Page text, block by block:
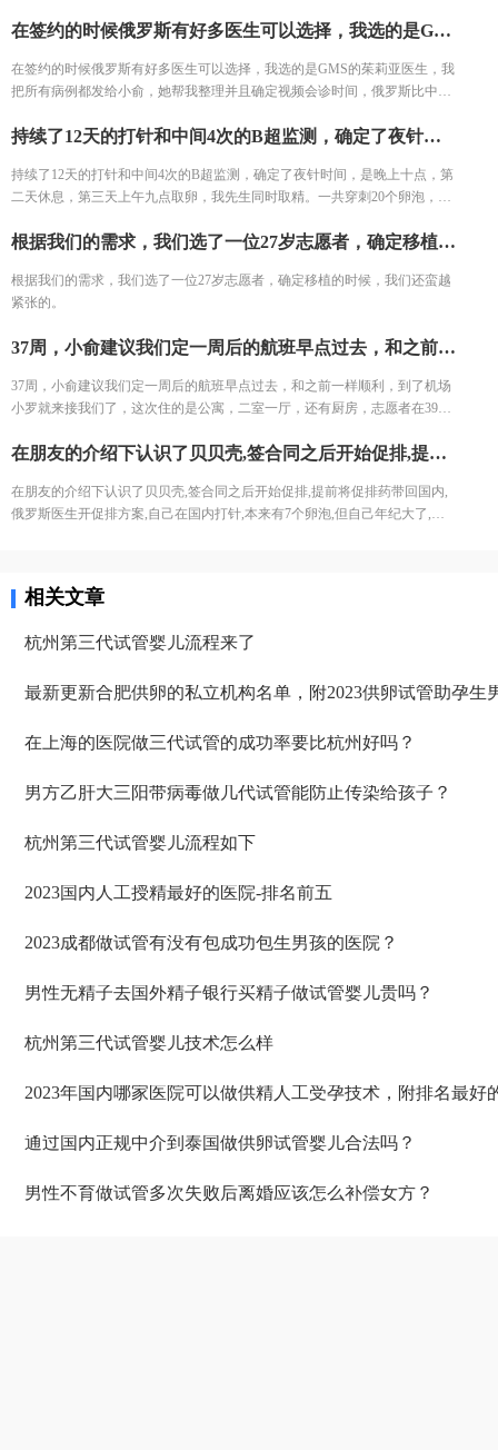
生殖科，走流程的检查了两次，结果都是好的，医生让我们回去再试半年，
顺利，医生也说我们的卵巢储备功能，精子质量都很好，并且也成功怀上
了，但是好景不长，孕12周的时候大出血没保住，后来又一次移植，也成功
经非常疲惫了。后来通过朋友介绍了贝贝壳海外辅助生殖。
在签约的时候俄罗斯有好多医生可以选择，我选的是GMS的茱莉亚医生，我把所有病例都发给小俞，她帮我整理并且确定视频会诊时间，俄罗斯比中国要晚五个小时，视频会诊是在晚上八点，视频了半个多小时，这里还要感谢翻译小罗，医生通过我的病史和近期的激素六项.阴超报告，以及我先生的精液常规报告，给我们定了初步方案，表示下个月生理期就可以出国进周。
在签约的时候俄罗斯有好多医生可以选择，我选的是GMS的茱莉亚医生，我
把所有病例都发给小俞，她帮我整理并且确定视频会诊时间，俄罗斯比中国
翻译小罗，医生通过我的病史和近期的激素六项.阴超报告，以及我先生的精
持续了12天的打针和中间4次的B超监测，确定了夜针时间，是晚上十点，第二天休息，第三天上午九点取卵，我先生同时取精。一共穿刺20个卵泡，取卵16枚。
持续了12天的打针和中间4次的B超监测，确定了夜针时间，是晚上十点，第
二天休息，第三天上午九点取卵，我先生同时取精。一共穿刺20个卵泡，取
根据我们的需求，我们选了一位27岁志愿者，确定移植的时候，我们还蛮越紧张的。
根据我们的需求，我们选了一位27岁志愿者，确定移植的时候，我们还蛮越
紧张的。
37周，小俞建议我们定一周后的航班早点过去，和之前一样顺利，到了机场小罗就来接我们了，这次住的是公寓，二室一厅，还有厨房，志愿者在39周+2天的时候发动了，我们在MD集团医院产科外面等，过了四个多小时小罗说生了，志愿者和儿子都很好，很快孩子出来了，那一瞬间我眼睛里面泪花都在打转，终于等到他了。小罗二天内帮我们开好了出生证明，一周内给孩子办好了所有证件，在小子出生三周的时候我们回国了。
37周，小俞建议我们定一周后的航班早点过去，和之前一样顺利，到了机场
小罗就来接我们了，这次住的是公寓，二室一厅，还有厨房，志愿者在39周
说生了，志愿者和儿子都很好，很快孩子出来了，那一瞬间我眼睛里面泪花
子办好了所有证件，在小子出生三周的时候我们回国了。
在朋友的介绍下认识了贝贝壳,签合同之后开始促排,提前将促排药带回国内,俄罗斯医生开促排方案,自己在国内打针,本来有7个卵泡,但自己年纪大了,卵泡长得十分不均匀,有2个卵泡药物吸收得好,一下子就长大了,还有5个卵泡还是只有11mm的样子,医生说只能同一周期2次促排2次取卵,最后7个卵泡都取出来了,成功养囊5个,但通过染色体筛查后只剩下一个完全健康的女宝宝了,有些伤心,但还有一个也算是个好消息了。
在朋友的介绍下认识了贝贝壳,签合同之后开始促排,提前将促排药带回国内,
俄罗斯医生开促排方案,自己在国内打针,本来有7个卵泡,但自己年纪大了,卵
些伤心,但还有一个也算是个好消息了。
相关文章
杭州第三代试管婴儿流程来了
最新更新合肥供卵的私立机构名单，附2023供卵试管助孕生
在上海的医院做三代试管的成功率要比杭州好吗？
男方乙肝大三阳带病毒做几代试管能防止传染给孩子？
杭州第三代试管婴儿流程如下
2023国内人工授精最好的医院-排名前五
2023成都做试管有没有包成功包生男孩的医院？
男性无精子去国外精子银行买精子做试管婴儿贵吗？
杭州第三代试管婴儿技术怎么样
2023年国内哪家医院可以做供精人工受孕技术，附排名最好
通过国内正规中介到泰国做供卵试管婴儿合法吗？
男性不育做试管多次失败后离婚应该怎么补偿女方？